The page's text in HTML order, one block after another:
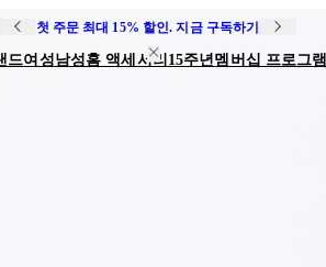
첫 주문 최대 15% 할인. 지금 구독하기
드여성남성홈 액세서리 15주년멤버십 프로그램